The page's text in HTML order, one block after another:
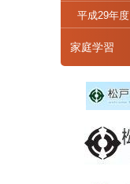
平成29年度
家庭学習